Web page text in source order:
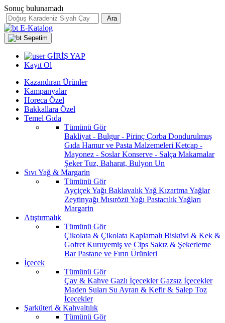
Sonuç bulunamadı
Ara
E-Katalog
Sepetim
GİRİŞ YAP
Kayıt Ol
Kazandıran Ürünler
Kampanyalar
Horeca Özel
Bakkallara Özel
Temel Gıda
Tümünü Gör
Bakliyat - Bulgur - Pirinç Çorba Dondurulmuş
Gıda Hamur ve Pasta Malzemeleri Ketçap -
Mayonez - SoslarKonserve - Salça Makarnalar
ŞekerTuz, Baharat, Bulyon Un
Sıvı Yağ & Margarin
Tümünü Gör
Ayçiçek Yağı Baklavalık Yağ Kızartma Yağlar
Zeytinyağı Mısırözü Yağı Pastacılık Yağları
Margarin
Atıştırmalık
Tümünü Gör
Çikolata & Çikolata Kaplamalı Bisküvi & Kek &
Gofret Kuruyemiş ve Cips Sakız & Şekerleme
BarPastane ve Fırın Ürünleri
İçecek
Tümünü Gör
Çay & Kahve Gazlı İçeceklerGazsız İçecekler
Maden Suları Su Ayran & Kefir & Salep Toz
İçecekler
Şarküteri & Kahvaltılık
Tümünü Gör